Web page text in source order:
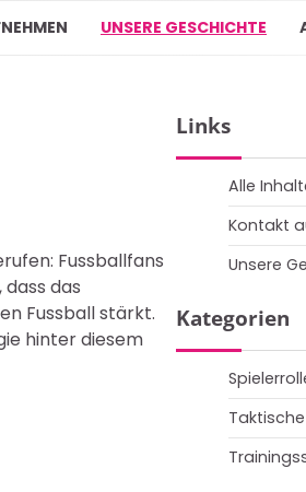
UNSERE GESCHICHTE
Fussballfans
das
Fussball stärkt.
hinter diesem
Links
Alle
Kontakt
Unsere
Kategorien